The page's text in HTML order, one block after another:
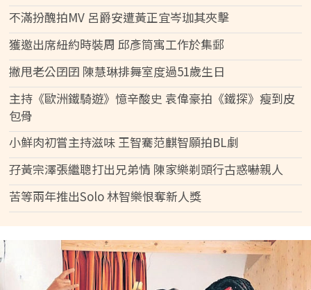
不滿扮醜拍MV 呂爵安遭黃正宜岑珈其夾擊
獲邀出席紐約時裝周 邱彥筒寓工作於集郵
撇甩老公囝囝 陳慧琳排舞室度過51歲生日
主持《歐洲鐵騎遊》憶辛酸史 袁偉豪拍《鐵探》瘦到皮
包骨
小鮮肉初嘗主持滋味 王智騫范麒智願拍BL劇
孖黃宗澤張繼聰打出兄弟情 陳家樂剃頭行古惑嚇親人
苦等兩年推出Solo 林智樂恨奪新人獎